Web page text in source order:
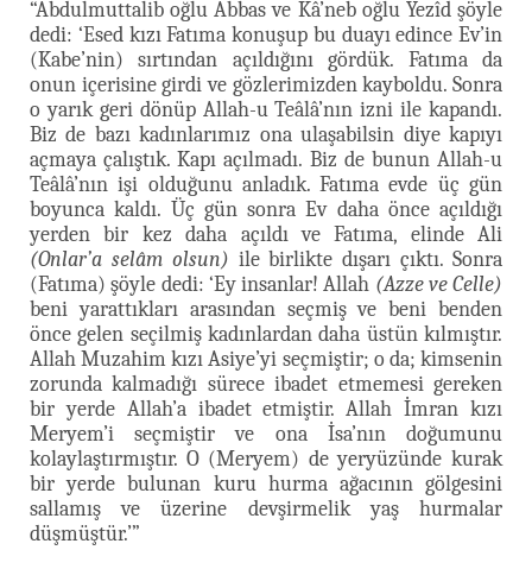
“Abdulmuttalib oğlu Abbas ve Kâ’neb oğlu Yezîd şöyle
dedi: ‘Esed kızı Fatıma konuşup bu duayı edince Ev’in
(Kabe’nin) sırtından açıldığını gördük. Fatıma da
onun içerisine girdi ve gözlerimizden kayboldu. Sonra
o yarık geri dönüp Allah-u Teâlâ’nın izni ile kapandı.
Biz de bazı kadınlarımız ona ulaşabilsin diye kapıyı
açmaya çalıştık. Kapı açılmadı. Biz de bunun Allah-u
Teâlâ’nın işi olduğunu anladık. Fatıma evde üç gün
boyunca kaldı. Üç gün sonra Ev daha önce açıldığı
yerden bir kez daha açıldı ve Fatıma, elinde Ali
(Onlar’a selâm olsun) ile birlikte dışarı çıktı. Sonra
(Fatıma) şöyle dedi: ‘Ey insanlar! Allah (Azze ve Celle)
beni yarattıkları arasından seçmiş ve beni benden
önce gelen seçilmiş kadınlardan daha üstün kılmıştır.
Allah Muzahim kızı Asiye’yi seçmiştir; o da; kimsenin
zorunda kalmadığı sürece ibadet etmemesi gereken
bir yerde Allah’a ibadet etmiştir. Allah İmran kızı
Meryem’i seçmiştir ve ona İsa’nın doğumunu
kolaylaştırmıştır. O (Meryem) de yeryüzünde kurak
bir yerde bulunan kuru hurma ağacının gölgesini
sallamış ve üzerine devşirmelik yaş hurmalar
düşmüştür.’”